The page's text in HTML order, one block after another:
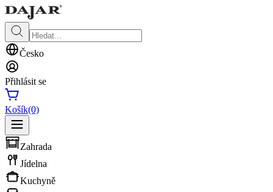
Česko
Přihlásit se
Košík(0)
Zahrada
Jídelna
Kuchyně